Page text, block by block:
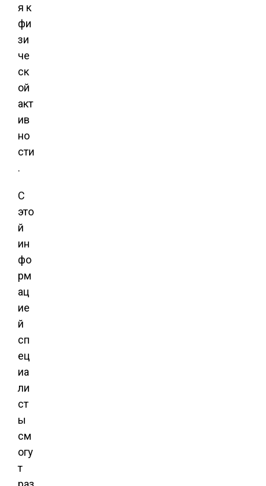
я к
фи
зи
че
ск
ой
акт
ив
но
сти
.
С
это
й
ин
фо
рм
ац
ие
й
сп
ец
иа
ли
ст
ы
см
огу
т